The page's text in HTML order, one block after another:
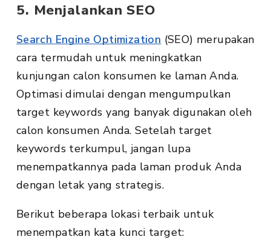
5. Menjalankan SEO
Search Engine Optimization (SEO) merupakan
cara termudah untuk meningkatkan
kunjungan calon konsumen ke laman Anda.
Optimasi dimulai dengan mengumpulkan
target keywords yang banyak digunakan oleh
calon konsumen Anda. Setelah target
keywords terkumpul, jangan lupa
menempatkannya pada laman produk Anda
dengan letak yang strategis.
Berikut beberapa lokasi terbaik untuk
menempatkan kata kunci target: